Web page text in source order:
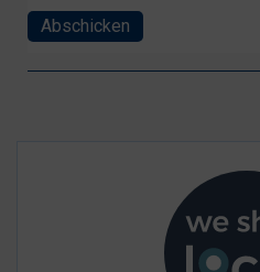
Abschicken